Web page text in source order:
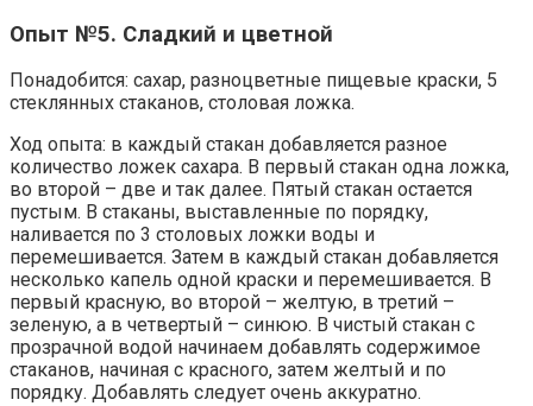
Опыт №5. Сладкий и цветной
Понадобится: сахар, разноцветные пищевые краски, 5
стеклянных стаканов, столовая ложка.
Ход опыта: в каждый стакан добавляется разное
количество ложек сахара. В первый стакан одна ложка,
во второй – две и так далее. Пятый стакан остается
пустым. В стаканы, выставленные по порядку,
наливается по 3 столовых ложки воды и
перемешивается. Затем в каждый стакан добавляется
несколько капель одной краски и перемешивается. В
первый красную, во второй – желтую, в третий –
зеленую, а в четвертый – синюю. В чистый стакан с
прозрачной водой начинаем добавлять содержимое
стаканов, начиная с красного, затем желтый и по
порядку. Добавлять следует очень аккуратно.